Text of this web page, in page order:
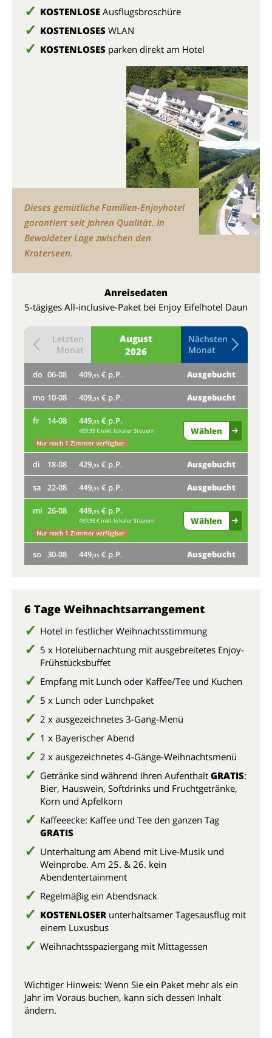
KOSTENLOSE Ausflugsbroschüre
KOSTENLOSES WLAN
KOSTENLOSES parken direkt am Hotel
Dieses gemütliche Familien-Enjoyhotel
garantiert seit Jahren Qualität. In
Bewaldeter Lage zwischen den
Kraterseen.
Anreisedaten
5-tägiges All-inclusive-Paket bei Enjoy Eifelhotel Daun
August
2026
Letzten
Monat
Nächsten
Monat
do 06-08 409,95 € p.P. Ausgebucht
mo 10-08 409,95 € p.P. Ausgebucht
fr 14-08 449,95 € p.P.
459,95 € inkl. lokaler Steuern
Nur noch 1 Zimmer verfügbar
Wählen
di 18-08 429,95 € p.P. Ausgebucht
sa 22-08 449,95 € p.P. Ausgebucht
mi 26-08 449,95 € p.P.
459,95 € inkl. lokaler Steuern
Nur noch 1 Zimmer verfügbar
Wählen
so 30-08 449,95 € p.P. Ausgebucht
6 Tage Weihnachtsarrangement
Hotel in festlicher Weihnachtsstimmung
5 x Hotelübernachtung mit ausgebreitetes Enjoy-
Frühstücksbuffet
Empfang mit Lunch oder Kaffee/Tee und Kuchen
5 x Lunch oder Lunchpaket
2 x ausgezeichnetes 3-Gang-Menü
1 x Bayerischer Abend
2 x ausgezeichnetes 4-Gänge-Weihnachtsmenü
Getränke sind während Ihren Aufenthalt GRATIS:
Bier, Hauswein, Softdrinks und Fruchtgetränke,
Korn und Apfelkorn
Kaffeeecke: Kaffee und Tee den ganzen Tag
GRATIS
Unterhaltung am Abend mit Live-Musik und
Weinprobe. Am 25. & 26. kein
Abendentertainment
Regelmäβig ein Abendsnack
KOSTENLOSER unterhaltsamer Tagesausflug mit
einem Luxusbus
Weihnachtsspaziergang mit Mittagessen
Wichtiger Hinweis: Wenn Sie ein Paket mehr als ein
Jahr im Voraus buchen, kann sich dessen Inhalt
ändern.